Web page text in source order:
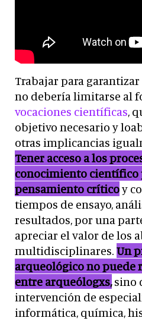
Trabajar para garantizar
no debería limitarse al
vocaciones científicas,
objetivo necesario y
otras implicancias
Tener acceso a los
conocimiento
pensamiento críticoy
tiempos de ensayo,
resultados, por una
apreciar el valor de los
multidisciplinares. Un
arqueológico no puede
entre arqueólogxs,sino
intervención de
informática, química,